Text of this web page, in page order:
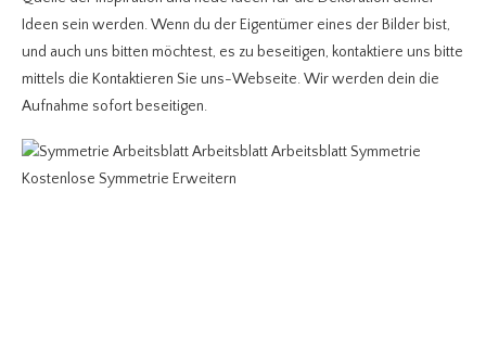
Ideen sein werden. Wenn du der Eigentümer eines der Bilder bist,
und auch uns bitten möchtest, es zu beseitigen, kontaktiere uns bitte
mittels die Kontaktieren Sie uns-Webseite. Wir werden dein die
Aufnahme sofort beseitigen.